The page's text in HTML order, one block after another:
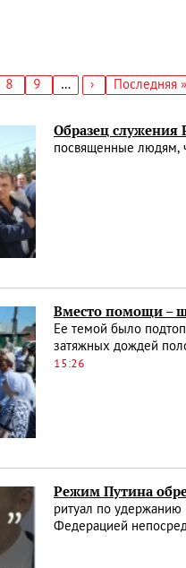
Страница
8 Страница
9 …
Следующая
›
Последняя
Последняя »
Образец служения
посвященные людям,
Вместо помощи –
Ее темой было
затяжных дождей
15:26
Режим Путина
ритуал по удержанию
Федерацией